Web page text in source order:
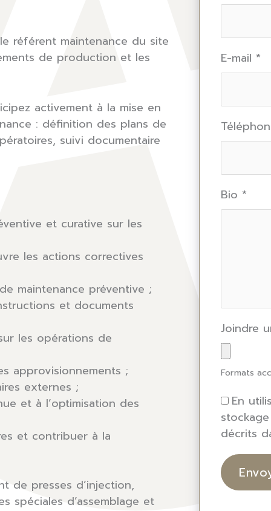
référent maintenance du site
de production et les
activement à la mise en
: définition des plans de
suivi documentaire
et curative sur les
les actions correctives
maintenance préventive ;
et documents
les opérations de
approvisionnements ;
externes ;
et à l’optimisation des
et contribuer à la
de presses d’injection,
spéciales d’assemblage et
E-mail *
Bio *
Joindre
Formats
En
décrits